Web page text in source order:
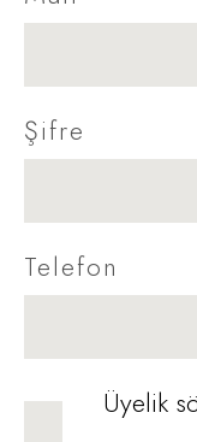
Şifre
Telefon
Üyelik